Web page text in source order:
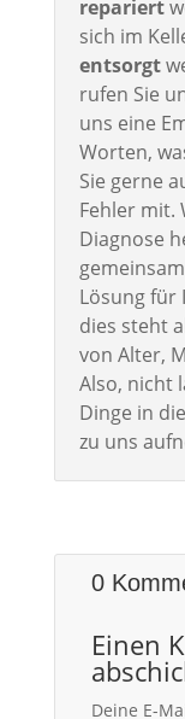
repariert
sich im
entsorgt
rufen Sie
uns eine
Worten,
Sie gerne
Fehler mit.
Diagnose
Lösung für
dies steht
von Alter,
Also, nicht
Dinge in
zu uns
0
Einen
Deine E-